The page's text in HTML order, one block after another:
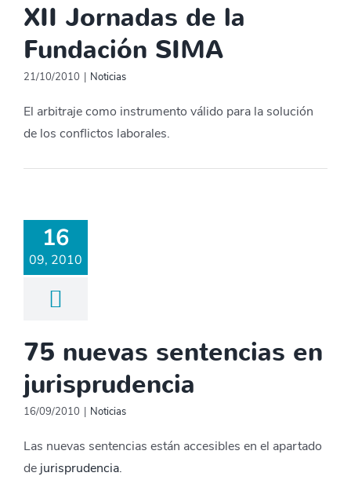
XII Jornadas de la
Fundación SIMA
21/10/2010 | Noticias
El arbitraje como instrumento válido para la solución
de los conflictos laborales.
16
09, 2010
75 nuevas sentencias en
jurisprudencia
16/09/2010 | Noticias
Las nuevas sentencias están accesibles en el apartado
de jurisprudencia.